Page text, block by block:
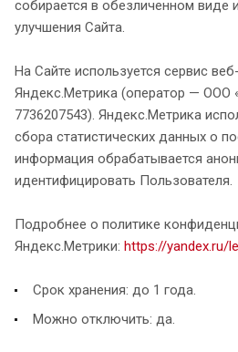
собирается в обезличенном виде
улучшения Сайта.
На Сайте используется сервис
Яндекс.Метрика (оператор — ООО
7736207543). Яндекс.Метрика
сбора статистических данных о
информация обрабатывается
идентифицировать Пользователя.
Подробнее о политике
Яндекс.Метрики: https://yandex.ru/
Срок хранения: до 1 года.
Можно отключить: да.